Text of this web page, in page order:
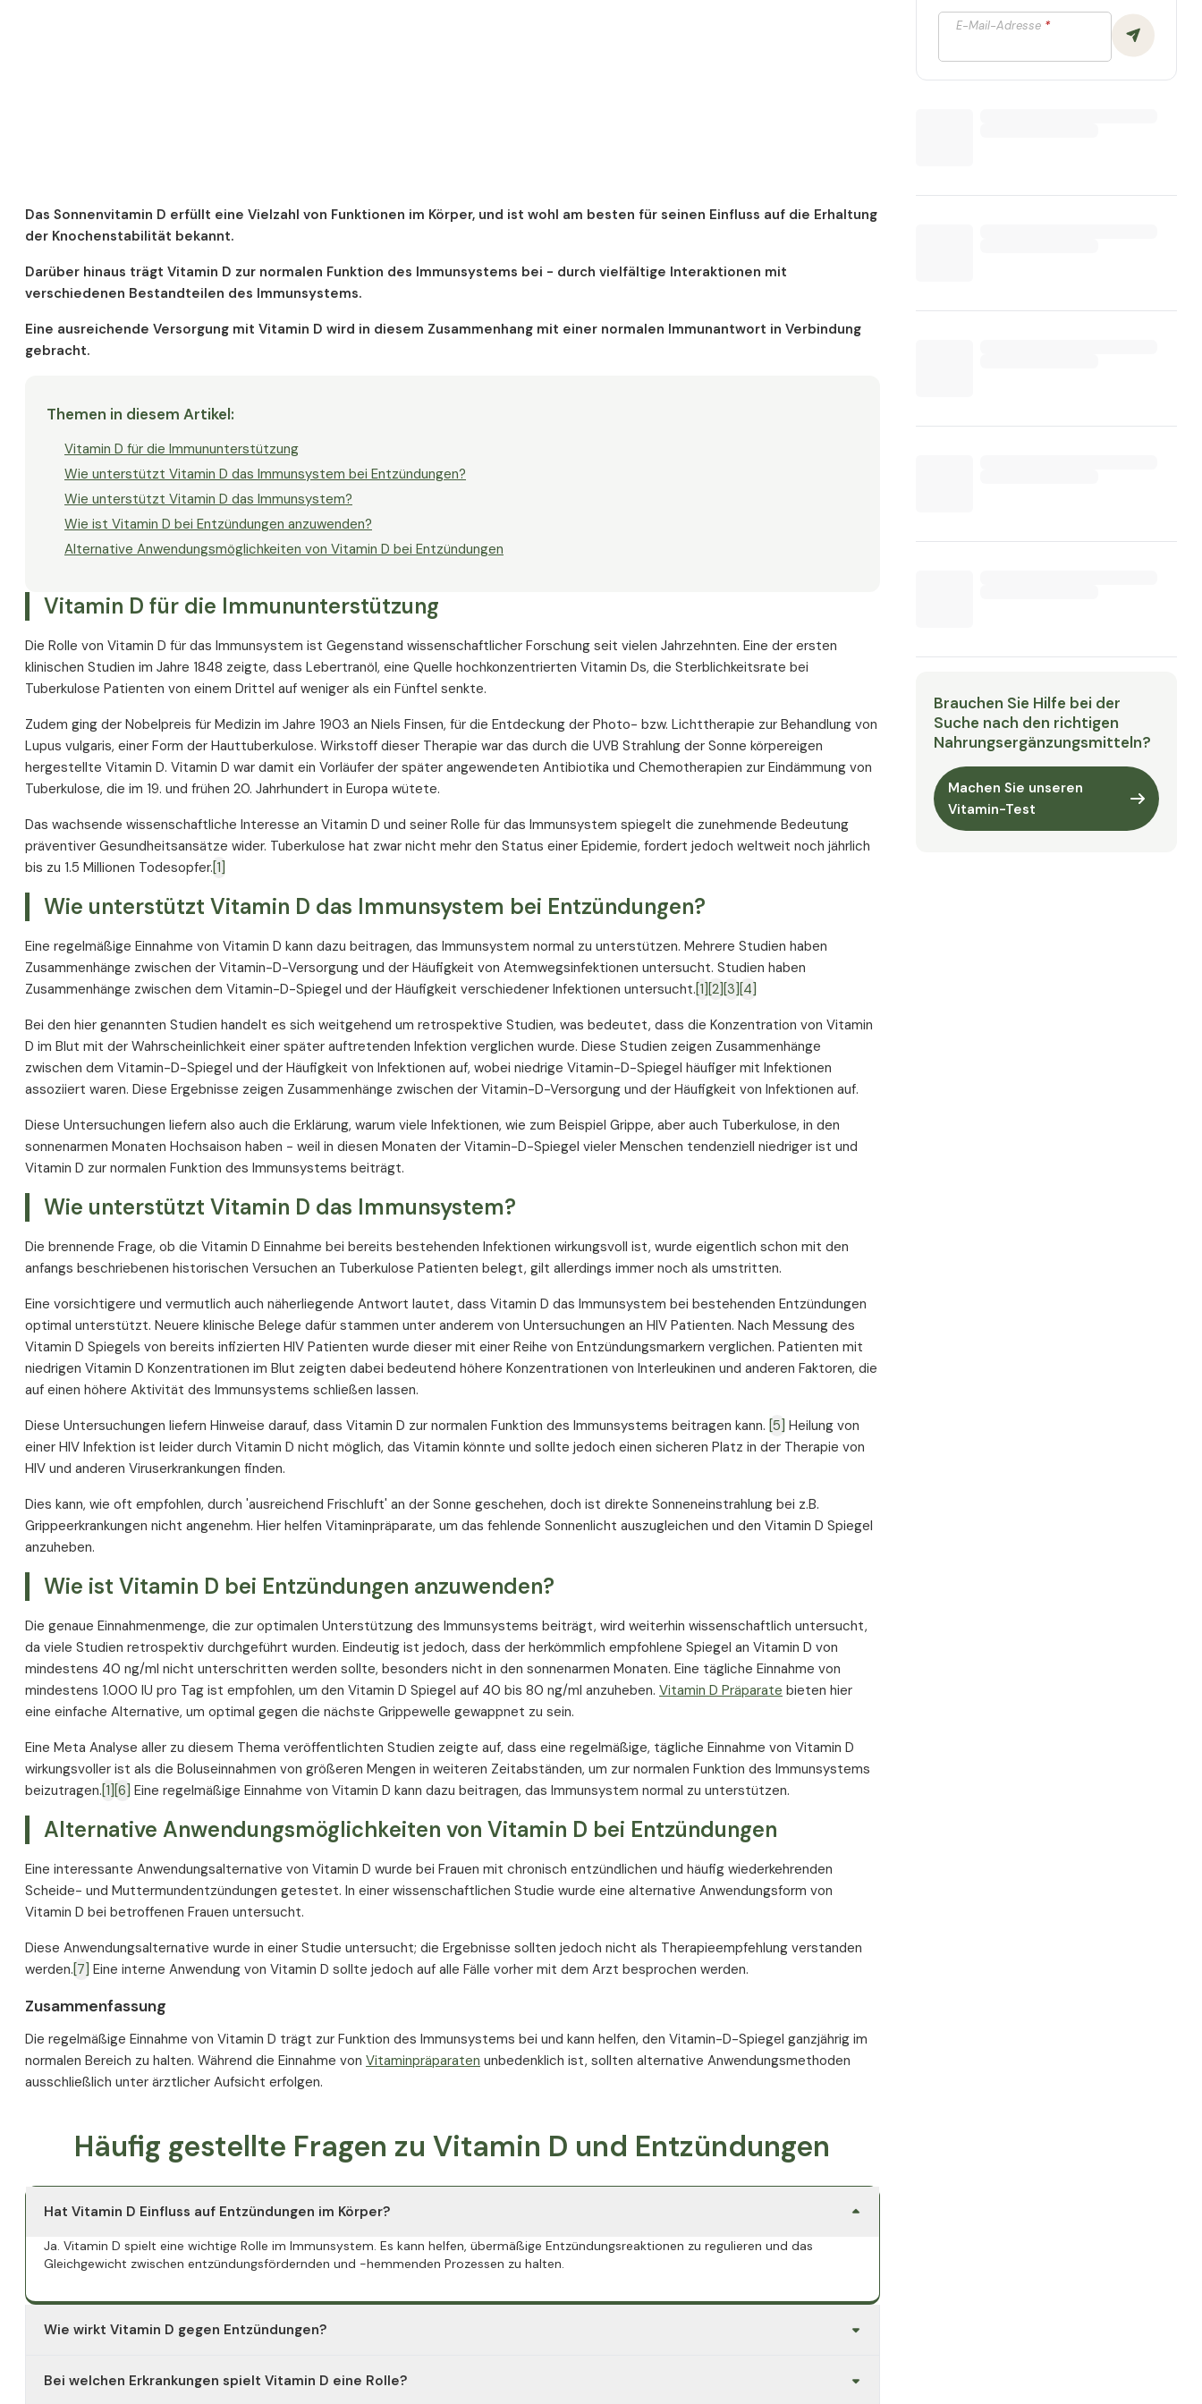
Das Sonnenvitamin D erfüllt eine Vielzahl von Funktionen im Körper, und ist wohl am besten für seinen Einfluss auf die Erhaltung
der Knochenstabilität bekannt.
Darüber hinaus trägt Vitamin D zur normalen Funktion des Immunsystems bei - durch vielfältige Interaktionen mit
verschiedenen Bestandteilen des Immunsystems.
Eine ausreichende Versorgung mit Vitamin D wird in diesem Zusammenhang mit einer normalen Immunantwort in Verbindung
gebracht.
Themen in diesem Artikel:
Vitamin D für die Immununterstützung
Wie unterstützt Vitamin D das Immunsystem bei Entzündungen?
Wie unterstützt Vitamin D das Immunsystem?
Wie ist Vitamin D bei Entzündungen anzuwenden?
Alternative Anwendungsmöglichkeiten von Vitamin D bei Entzündungen
Vitamin D für die Immununterstützung
Die Rolle von Vitamin D für das Immunsystem ist Gegenstand wissenschaftlicher Forschung seit vielen Jahrzehnten. Eine der ersten
klinischen Studien im Jahre 1848 zeigte, dass Lebertranöl, eine Quelle hochkonzentrierten Vitamin Ds, die Sterblichkeitsrate bei
Tuberkulose Patienten von einem Drittel auf weniger als ein Fünftel senkte.
Zudem ging der Nobelpreis für Medizin im Jahre 1903 an Niels Finsen, für die Entdeckung der Photo- bzw. Lichttherapie zur Behandlung von
Lupus vulgaris, einer Form der Hauttuberkulose. Wirkstoff dieser Therapie war das durch die UVB Strahlung der Sonne körpereigen
hergestellte Vitamin D. Vitamin D war damit ein Vorläufer der später angewendeten Antibiotika und Chemotherapien zur Eindämmung von
Tuberkulose, die im 19. und frühen 20. Jahrhundert in Europa wütete.
Das wachsende wissenschaftliche Interesse an Vitamin D und seiner Rolle für das Immunsystem spiegelt die zunehmende Bedeutung
präventiver Gesundheitsansätze wider. Tuberkulose hat zwar nicht mehr den Status einer Epidemie, fordert jedoch weltweit noch jährlich
bis zu 1.5 Millionen Todesopfer. [1]
Wie unterstützt Vitamin D das Immunsystem bei Entzündungen?
Eine regelmäßige Einnahme von Vitamin D kann dazu beitragen, das Immunsystem normal zu unterstützen. Mehrere Studien haben
Zusammenhänge zwischen der Vitamin-D-Versorgung und der Häufigkeit von Atemwegsinfektionen untersucht. Studien haben
Zusammenhänge zwischen dem Vitamin-D-Spiegel und der Häufigkeit verschiedener Infektionen untersucht. [1] [2] [3] [4]
Bei den hier genannten Studien handelt es sich weitgehend um retrospektive Studien, was bedeutet, dass die Konzentration von Vitamin
D im Blut mit der Wahrscheinlichkeit einer später auftretenden Infektion verglichen wurde. Diese Studien zeigen Zusammenhänge
zwischen dem Vitamin-D-Spiegel und der Häufigkeit von Infektionen auf, wobei niedrige Vitamin-D-Spiegel häufiger mit Infektionen
assoziiert waren. Diese Ergebnisse zeigen Zusammenhänge zwischen der Vitamin-D-Versorgung und der Häufigkeit von Infektionen auf.
Diese Untersuchungen liefern also auch die Erklärung, warum viele Infektionen, wie zum Beispiel Grippe, aber auch Tuberkulose, in den
sonnenarmen Monaten Hochsaison haben - weil in diesen Monaten der Vitamin-D-Spiegel vieler Menschen tendenziell niedriger ist und
Vitamin D zur normalen Funktion des Immunsystems beiträgt.
Wie unterstützt Vitamin D das Immunsystem?
Die brennende Frage, ob die Vitamin D Einnahme bei bereits bestehenden Infektionen wirkungsvoll ist, wurde eigentlich schon mit den
anfangs beschriebenen historischen Versuchen an Tuberkulose Patienten belegt, gilt allerdings immer noch als umstritten.
Eine vorsichtigere und vermutlich auch näherliegende Antwort lautet, dass Vitamin D das Immunsystem bei bestehenden Entzündungen
optimal unterstützt. Neuere klinische Belege dafür stammen unter anderem von Untersuchungen an HIV Patienten. Nach Messung des
Vitamin D Spiegels von bereits infizierten HIV Patienten wurde dieser mit einer Reihe von Entzündungsmarkern verglichen. Patienten mit
niedrigen Vitamin D Konzentrationen im Blut zeigten dabei bedeutend höhere Konzentrationen von Interleukinen und anderen Faktoren, die
auf einen höhere Aktivität des Immunsystems schließen lassen.
Diese Untersuchungen liefern Hinweise darauf, dass Vitamin D zur normalen Funktion des Immunsystems beitragen kann. [5] Heilung von
einer HIV Infektion ist leider durch Vitamin D nicht möglich, das Vitamin könnte und sollte jedoch einen sicheren Platz in der Therapie von
HIV und anderen Viruserkrankungen finden.
Dies kann, wie oft empfohlen, durch 'ausreichend Frischluft' an der Sonne geschehen, doch ist direkte Sonneneinstrahlung bei z.B.
Grippeerkrankungen nicht angenehm. Hier helfen Vitaminpräparate, um das fehlende Sonnenlicht auszugleichen und den Vitamin D Spiegel
anzuheben.
Wie ist Vitamin D bei Entzündungen anzuwenden?
Die genaue Einnahmenmenge, die zur optimalen Unterstützung des Immunsystems beiträgt, wird weiterhin wissenschaftlich untersucht,
da viele Studien retrospektiv durchgeführt wurden. Eindeutig ist jedoch, dass der herkömmlich empfohlene Spiegel an Vitamin D von
mindestens 40 ng/ml nicht unterschritten werden sollte, besonders nicht in den sonnenarmen Monaten. Eine tägliche Einnahme von
mindestens 1.000 IU pro Tag ist empfohlen, um den Vitamin D Spiegel auf 40 bis 80 ng/ml anzuheben. Vitamin D Präparate bieten hier
eine einfache Alternative, um optimal gegen die nächste Grippewelle gewappnet zu sein.
Eine Meta Analyse aller zu diesem Thema veröffentlichten Studien zeigte auf, dass eine regelmäßige, tägliche Einnahme von Vitamin D
wirkungsvoller ist als die Boluseinnahmen von größeren Mengen in weiteren Zeitabständen, um zur normalen Funktion des Immunsystems
beizutragen. [1] [6] Eine regelmäßige Einnahme von Vitamin D kann dazu beitragen, das Immunsystem normal zu unterstützen.
Alternative Anwendungsmöglichkeiten von Vitamin D bei Entzündungen
Eine interessante Anwendungsalternative von Vitamin D wurde bei Frauen mit chronisch entzündlichen und häufig wiederkehrenden
Scheide- und Muttermundentzündungen getestet. In einer wissenschaftlichen Studie wurde eine alternative Anwendungsform von
Vitamin D bei betroffenen Frauen untersucht.
Diese Anwendungsalternative wurde in einer Studie untersucht; die Ergebnisse sollten jedoch nicht als Therapieempfehlung verstanden
werden. [7] Eine interne Anwendung von Vitamin D sollte jedoch auf alle Fälle vorher mit dem Arzt besprochen werden.
Zusammenfassung
Die regelmäßige Einnahme von Vitamin D trägt zur Funktion des Immunsystems bei und kann helfen, den Vitamin-D-Spiegel ganzjährig im
normalen Bereich zu halten. Während die Einnahme von Vitaminpräparaten unbedenklich ist, sollten alternative Anwendungsmethoden
ausschließlich unter ärztlicher Aufsicht erfolgen.
Häufig gestellte Fragen zu Vitamin D und Entzündungen
Hat Vitamin D Einfluss auf Entzündungen im Körper?
Ja. Vitamin D spielt eine wichtige Rolle im Immunsystem. Es kann helfen, übermäßige Entzündungsreaktionen zu regulieren und das
Gleichgewicht zwischen entzündungsfördernden und -hemmenden Prozessen zu halten.
Wie wirkt Vitamin D gegen Entzündungen?
Botenstoffe (z. B. TNF-α, IL-6) verringern und gleichzeitig entzündungshemmende Stoffe fördern.
Bei welchen Erkrankungen spielt Vitamin D eine Rolle?
E-Mail-Adresse*
Brauchen Sie Hilfe bei der
Suche nach den richtigen
Nahrungsergänzungsmitteln?
Machen Sie unseren
Vitamin-Test